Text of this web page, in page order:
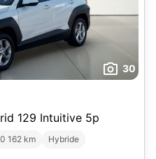
30
129 Intuitive 5p
162 km
Hybride